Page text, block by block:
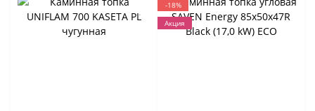
-18%
Акция